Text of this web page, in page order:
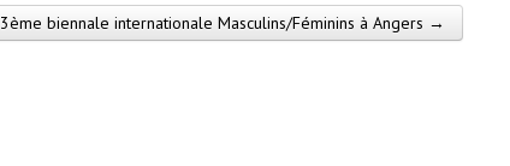
3ème biennale internationale Masculins/Féminins à Angers →